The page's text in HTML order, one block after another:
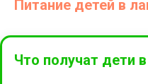
Питание детей в
Что получат дети